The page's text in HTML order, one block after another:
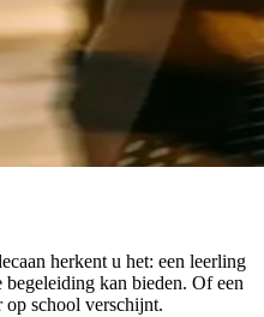
herkent u het: een leerling
kan bieden. Of een
op school verschijnt.